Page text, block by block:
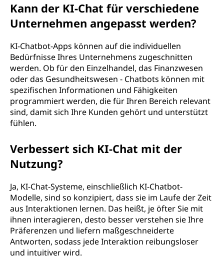
Kann der KI-Chat für verschiedene
Unternehmen angepasst werden?
KI-Chatbot-Apps können auf die individuellen
Bedürfnisse Ihres Unternehmens zugeschnitten
werden. Ob für den Einzelhandel, das Finanzwesen
oder das Gesundheitswesen - Chatbots können mit
spezifischen Informationen und Fähigkeiten
programmiert werden, die für Ihren Bereich relevant
sind, damit sich Ihre Kunden gehört und unterstützt
fühlen.
Verbessert sich KI-Chat mit der
Nutzung?
Ja, KI-Chat-Systeme, einschließlich KI-Chatbot-
Modelle, sind so konzipiert, dass sie im Laufe der Zeit
aus Interaktionen lernen. Das heißt, je öfter Sie mit
ihnen interagieren, desto besser verstehen sie Ihre
Präferenzen und liefern maßgeschneiderte
Antworten, sodass jede Interaktion reibungsloser
und intuitiver wird.